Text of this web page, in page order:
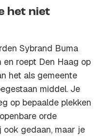
het niet
Sybrand Buma
roept Den Haag op
het als gemeente
middel. Je
op bepaalde plekken
orde
ook gedaan, maar je